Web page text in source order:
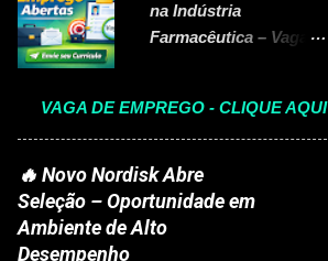
na Indústria
Farmacêutica – Vaga
, multinacional
brasileira presente em
22 países e referência
no setor farmacêutico,
está com vaga aberta
VAGA DE EMPREGO - CLIQUE AQUI
🔥 Novo Nordisk Abre
Seleção – Oportunidade em
Ambiente de Alto
Desempenho